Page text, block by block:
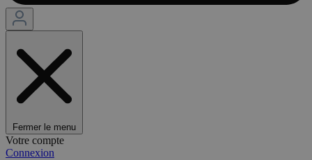
Fermer le menu
Votre compte
Connexion